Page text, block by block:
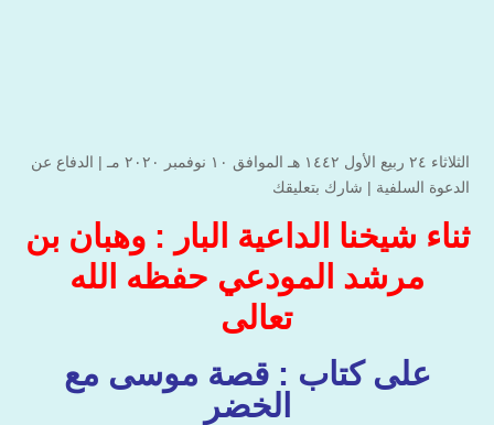
الثلاثاء ۲٤ ربيع الأول ۱٤٤۲ هـ الموافق ۱۰ نوفمبر ۲۰۲۰ مـ |
الدفاع عن
الدعوة السلفية | شارك بتعليقك
ثناء شيخنا الداعية البار : وهبان بن
مرشد المودعي حفظه الله
تعالى
على كتاب : قصة موسى مع
الخضر